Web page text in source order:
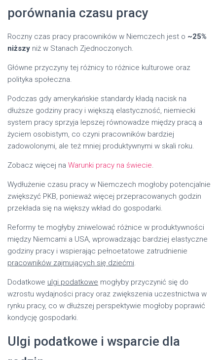
porównania czasu pracy
Roczny czas pracy pracowników w Niemczech jest o ~25%
niższy niż w Stanach Zjednoczonych.
Główne przyczyny tej różnicy to różnice kulturowe oraz
polityka społeczna.
Podczas gdy amerykańskie standardy kładą nacisk na
dłuższe godziny pracy i większą elastyczność, niemiecki
system pracy sprzyja lepszej równowadze między pracą a
życiem osobistym, co czyni pracowników bardziej
zadowolonymi, ale też mniej produktywnymi w skali roku.
Zobacz więcej na Warunki pracy na świecie.
Wydłużenie czasu pracy w Niemczech mogłoby potencjalnie
zwiększyć PKB, ponieważ więcej przepracowanych godzin
przekłada się na większy wkład do gospodarki.
Reformy te mogłyby zniwelować różnice w produktywności
między Niemcami a USA, wprowadzając bardziej elastyczne
godziny pracy i wspierając pełnoetatowe zatrudnienie
pracowników zajmujących się dziećmi.
Dodatkowe ulgi podatkowe mogłyby przyczynić się do
wzrostu wydajności pracy oraz zwiększenia uczestnictwa w
rynku pracy, co w dłuższej perspektywie mogłoby poprawić
kondycję gospodarki.
Ulgi podatkowe i wsparcie dla